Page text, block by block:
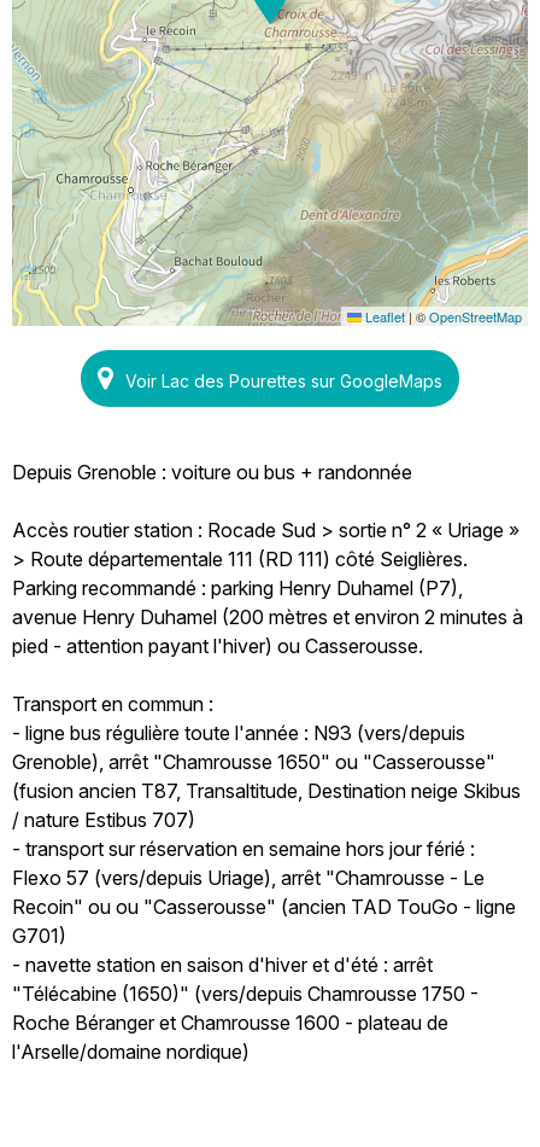
Leaflet|©OpenStreetMap
Voir Lac des Pourettes sur GoogleMaps
Depuis Grenoble : voiture ou bus + randonnée
Accès routier station : Rocade Sud > sortie n° 2 « Uriage »
> Route départementale 111 (RD 111) côté Seiglières.
Parking recommandé : parking Henry Duhamel (P7),
avenue Henry Duhamel (200 mètres et environ 2 minutes à
pied - attention payant l'hiver) ou Casserousse.
Transport en commun :
- ligne bus régulière toute l'année : N93 (vers/depuis
Grenoble), arrêt "Chamrousse 1650" ou "Casserousse"
(fusion ancien T87, Transaltitude, Destination neige Skibus
/ nature Estibus 707)
- transport sur réservation en semaine hors jour férié :
Flexo 57 (vers/depuis Uriage), arrêt "Chamrousse - Le
Recoin" ou ou "Casserousse" (ancien TAD TouGo - ligne
G701)
- navette station en saison d'hiver et d'été : arrêt
"Télécabine (1650)" (vers/depuis Chamrousse 1750 -
Roche Béranger et Chamrousse 1600 - plateau de
l'Arselle/domaine nordique)